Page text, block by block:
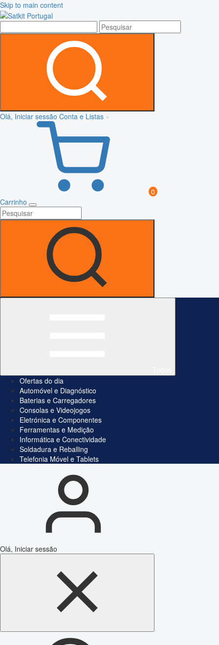
Skip to main content
Olá, Iniciar sessão Conta e Listas
0
Carrinho
Ofertas do dia
Automóvel e Diagnóstico
Baterias e Carregadores
Consolas e Videojogos
Eletrónica e Componentes
Ferramentas e Medição
Informática e Conectividade
Soldadura e Reballing
Telefonia Móvel e Tablets
Olá, Iniciar sessão